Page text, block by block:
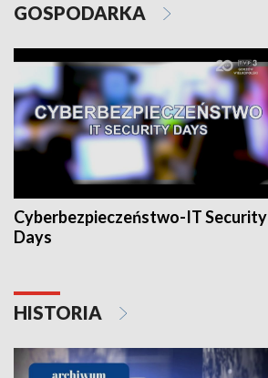
GOSPODARKA
Cyberbezpieczeństwo-IT Security
Days
HISTORIA